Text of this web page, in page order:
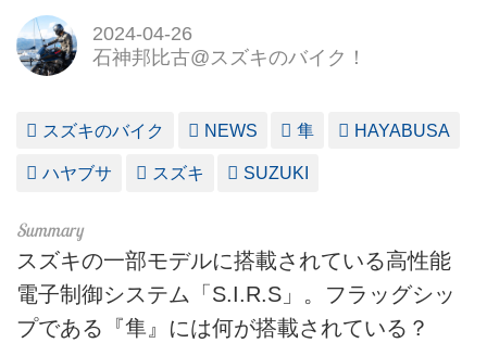
2024-04-26
石神邦比古@スズキのバイク！
スズキのバイク NEWS 隼 HAYABUSA
ハヤブサ スズキ SUZUKI
スズキの一部モデルに搭載されている高性能
電子制御システム「S.I.R.S」。フラッグシッ
プである『隼』には何が搭載されている？